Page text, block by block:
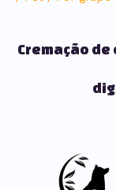
Cremação de